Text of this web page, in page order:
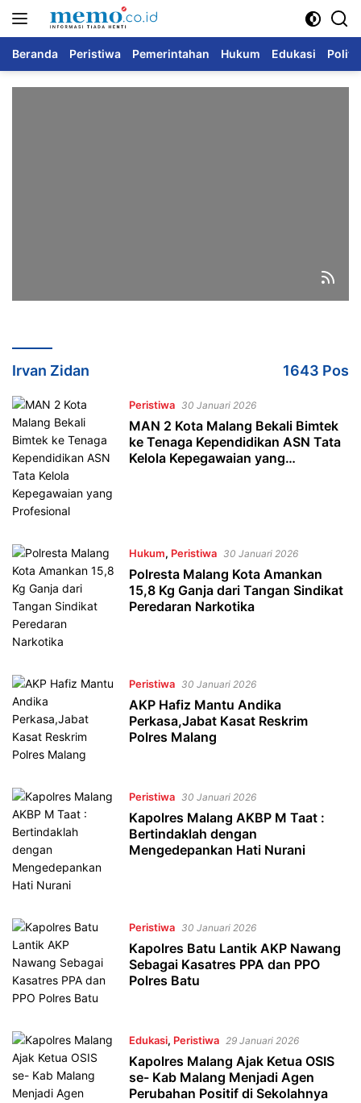
Beranda Peristiwa Pemerintahan Hukum Edukasi Politik
Irvan Zidan 1643 Pos
Peristiwa 30 Januari 2026
MAN 2 Kota Malang Bekali Bimtek
ke Tenaga Kependidikan ASN Tata
Kelola Kepegawaian yang
Hukum, Peristiwa 30 Januari 2026
Polresta Malang Kota Amankan
15,8 Kg Ganja dari Tangan Sindikat
Peredaran Narkotika
Peristiwa 30 Januari 2026
AKP Hafiz Mantu Andika
Perkasa,Jabat Kasat Reskrim
Polres Malang
Peristiwa 30 Januari 2026
Kapolres Malang AKBP M Taat :
Bertindaklah dengan
Mengedepankan Hati Nurani
Peristiwa 30 Januari 2026
Kapolres Batu Lantik AKP Nawang
Sebagai Kasatres PPA dan PPO
Polres Batu
Edukasi, Peristiwa 29 Januari 2026
Kapolres Malang Ajak Ketua OSIS
se- Kab Malang Menjadi Agen
Perubahan Positif di Sekolahnya